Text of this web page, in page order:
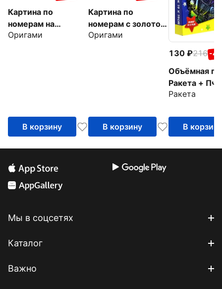
Картина по
номерам на
подрамнике
Оригами
В корзину
Картина по
номерам с золотом
на подрамнике
Оригами
В корзину
130 216 -
Объёмная
Ракета +
Ракета
В корзину
Мы в соцсетях
Каталог
Важно